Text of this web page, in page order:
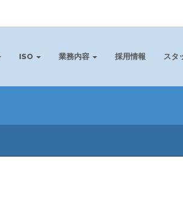
ISO 業務内容 採用情報 スタ